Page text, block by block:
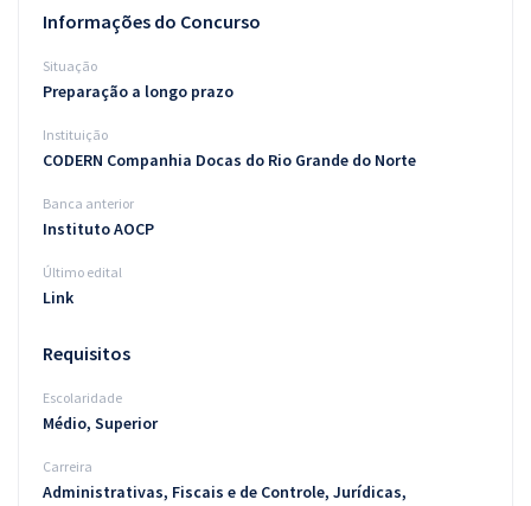
Conteúdo gratuito
Blog
Informações do Concurso
Situação
Preparação a longo prazo
Instituição
CODERN Companhia Docas do Rio Grande do Norte
Banca anterior
Instituto AOCP
Último edital
Link
Requisitos
Escolaridade
Médio, Superior
Carreira
Administrativas, Fiscais e de Controle, Jurídicas,